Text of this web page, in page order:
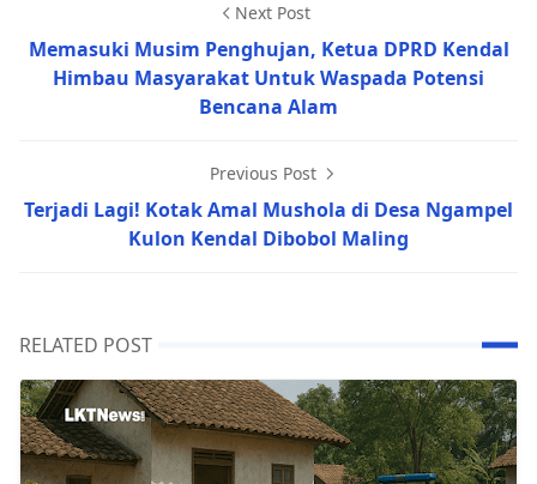
Next Post
Memasuki Musim Penghujan, Ketua DPRD Kendal
Himbau Masyarakat Untuk Waspada Potensi
Bencana Alam
Previous Post
Terjadi Lagi! Kotak Amal Mushola di Desa Ngampel
Kulon Kendal Dibobol Maling
RELATED POST